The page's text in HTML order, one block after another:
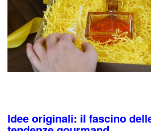
Idee originali: il fascino